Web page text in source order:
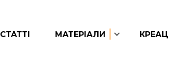
СТАТТІ МАТЕРІАЛИ